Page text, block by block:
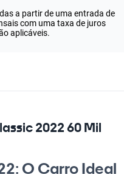
a partir de uma entrada de
com uma taxa de juros
aplicáveis.
2022 60 Mil
O Carro Ideal